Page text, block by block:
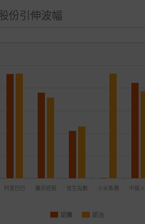
份引伸波幅
認購 認沽
阿里巴巴 騰訊控股 恆生指數 小米集團 中國